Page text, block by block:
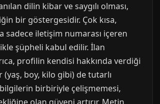
dilin kibar ve saygılı olması,
bir göstergesidir. Çok kısa,
sadece iletişim numarası içeren
şüpheli kabul edilir. İlan
profilin kendisi hakkında verdiği
(yaş, boy, kilo gibi) de tutarlı
bilgilerin birbiriyle çelişmemesi,